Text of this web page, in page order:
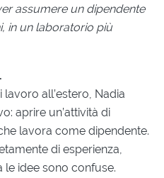
assumere un dipendente
in un laboratorio più
all’estero, Nadia
aprire un’attività di
lavora come dipendente.
di esperienza,
le idee sono confuse.